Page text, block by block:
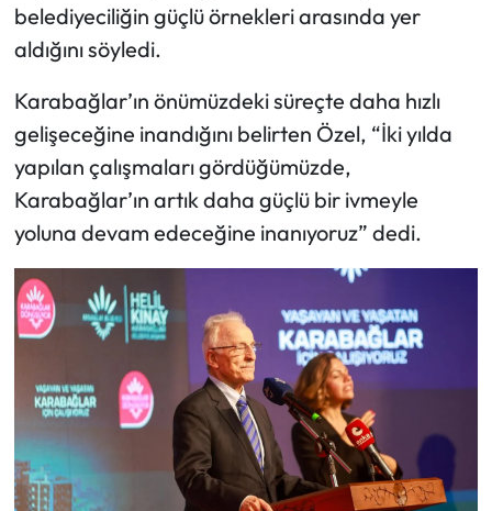
belediyeciliğin güçlü örnekleri arasında yer
aldığını söyledi.
Karabağlar’ın önümüzdeki süreçte daha hızlı
gelişeceğine inandığını belirten Özel, “İki yılda
yapılan çalışmaları gördüğümüzde,
Karabağlar’ın artık daha güçlü bir ivmeyle
yoluna devam edeceğine inanıyoruz” dedi.